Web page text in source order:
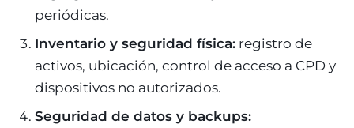
periódicas.
Inventario y seguridad física: registro de
activos, ubicación, control de acceso a CPD y
dispositivos no autorizados.
Seguridad de datos y backups: